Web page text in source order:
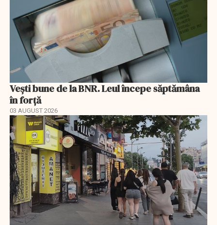
Vești bune de la BNR. Leul începe săptămâna
în forță
03 AUGUST 2026